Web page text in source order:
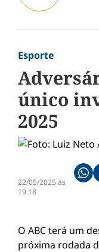
Esporte
único
2025
22/05/2025 às
19:18
O ABC terá um
próxima rodada